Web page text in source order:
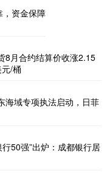
，资金保障
8月合约结算价收涨2.15
/桶
海域专项执法启动，日菲
50强”出炉：成都银行居